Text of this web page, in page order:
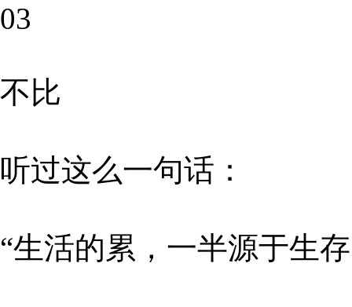
03
不比
听过这么一句话：
“生活的累，一半源于生